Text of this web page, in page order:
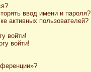
ввод имени и пароля?
активных пользователей?
войти!
войти!